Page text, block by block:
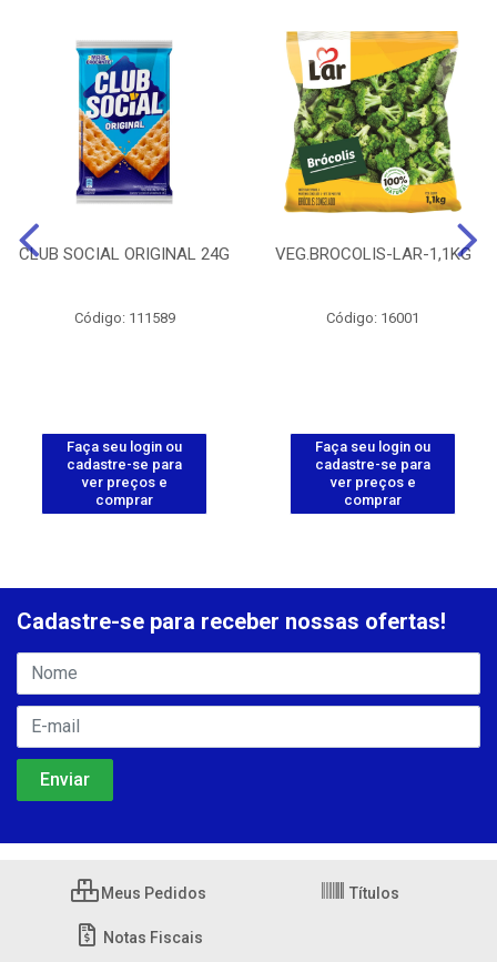
CLUB SOCIAL ORIGINAL 24G
Código: 111589
Faça seu login ou
cadastre-se para
ver preços e
comprar
VEG.BROCOLIS-LAR-1,1KG
Código: 16001
Faça seu login ou
cadastre-se para
ver preços e
comprar
Cadastre-se para receber nossas ofertas!
Meus Pedidos Títulos
Notas Fiscais